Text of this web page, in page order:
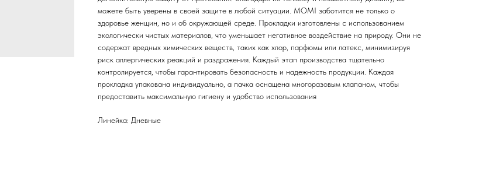
можете быть уверены в своей защите в любой ситуации. MOMI заботится не только о
здоровье женщин, но и об окружающей среде. Прокладки изготовлены с использованием
экологически чистых материалов, что уменьшает негативное воздействие на природу. Они не
содержат вредных химических веществ, таких как хлор, парфюмы или латекс, минимизируя
риск аллергических реакций и раздражения. Каждый этап производства тщательно
контролируется, чтобы гарантировать безопасность и надежность продукции. Каждая
прокладка упакована индивидуально, а пачка оснащена многоразовым клапаном, чтобы
предоставить максимальную гигиену и удобство использования
Линейка: Дневные